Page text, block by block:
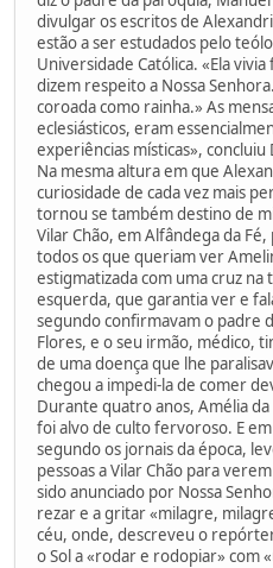
divulgar os escritos de
estão a ser estudados pelo
Universidade Católica. «Ela
dizem respeito a Nossa
coroada como rainha.» As
eclesiásticos, eram
experiências místicas», concluiu
Na mesma altura em que
curiosidade de cada vez mais
tornou se também destino de
Vilar Chão, em Alfândega da
todos os que queriam ver
estigmatizada com uma cruz na
esquerda, que garantia ver e
segundo confirmavam o padre
Flores, e o seu irmão, médico,
de uma doença que lhe
chegou a impedi-la de comer
Durante quatro anos, Amélia
foi alvo de culto fervoroso. E
segundo os jornais da época,
pessoas a Vilar Chão para
sido anunciado por Nossa
rezar e a gritar «milagre,
céu, onde, descreveu o
o Sol a «rodar e rodopiar» com